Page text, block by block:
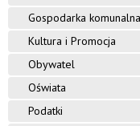
Gospodarka komunalna
Kultura i Promocja
Obywatel
Oświata
Podatki